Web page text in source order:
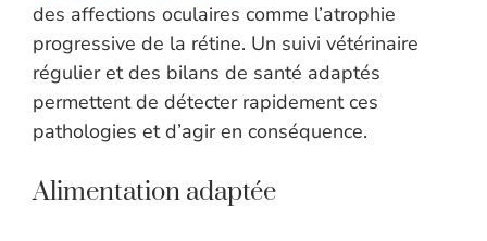
des affections oculaires comme l’atrophie
progressive de la rétine. Un suivi vétérinaire
régulier et des bilans de santé adaptés
permettent de détecter rapidement ces
pathologies et d’agir en conséquence.
Alimentation adaptée